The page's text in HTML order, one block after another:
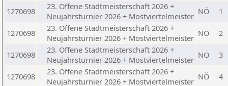
1270698
23. Offene Stadtmeisterschaft 2026 +
Neujahrsturnier 2026 + Mostviertelmeister NÖ 1
1270698
23. Offene Stadtmeisterschaft 2026 +
Neujahrsturnier 2026 + Mostviertelmeister NÖ 2
1270698
23. Offene Stadtmeisterschaft 2026 +
Neujahrsturnier 2026 + Mostviertelmeister NÖ 3
1270698
23. Offene Stadtmeisterschaft 2026 +
Neujahrsturnier 2026 + Mostviertelmeister NÖ 4